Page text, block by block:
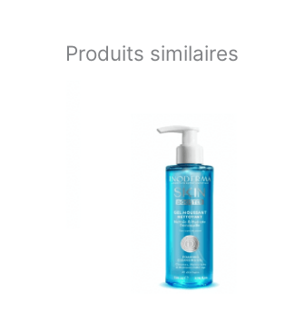
Produits similaires